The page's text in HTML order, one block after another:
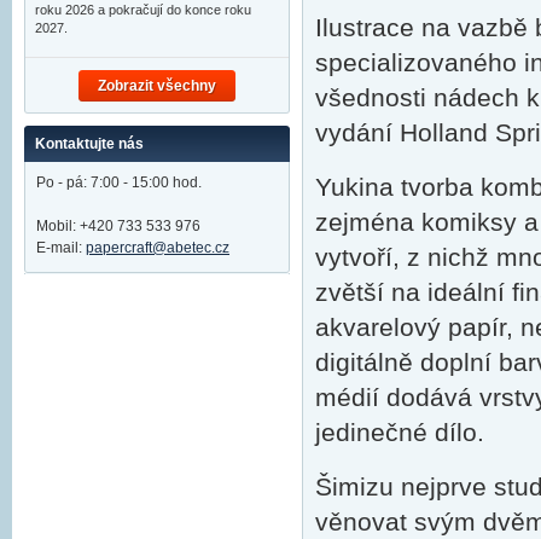
Ilustrace na vazbě
specializovaného
všednosti nádech
vydání Holland
Yukina tvorba
zejména komiksy
vytvoří, z nichž
zvětší na ideální
akvarelový papír,
digitálně doplní
médií dodává
jedinečné dílo.
Šimizu nejprve
věnovat svým
roku 2026 a pokračují do konce roku
2027.
Zobrazit všechny
Kontaktujte nás
Po - pá: 7:00 - 15:00 hod.
Mobil: +420 733 533 976
E-mail: papercraft@abetec.cz